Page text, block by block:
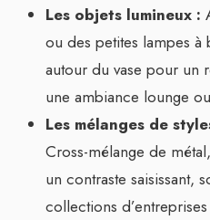
Les objets lumineux :
ou des petites lampes à
autour du vase pour un
une ambiance lounge
Les mélanges de
Cross-mélange de
un contraste saisissant,
collections